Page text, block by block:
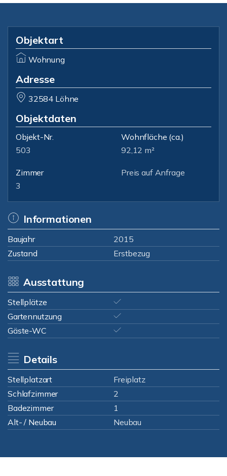
Objektart
Wohnung
Adresse
32584 Löhne
Objektdaten
Objekt-Nr.
503
Wohnfläche (ca.)
92,12 m²
Zimmer
3
Preis auf Anfrage
Informationen
Baujahr
2015
Zustand
Erstbezug
Ausstattung
Stellplätze
Gartennutzung
Gäste-WC
Details
Stellplatzart
Freiplatz
Schlafzimmer
2
Badezimmer
1
Alt- / Neubau
Neubau